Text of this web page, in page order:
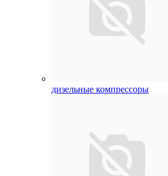
дизельные компрессоры